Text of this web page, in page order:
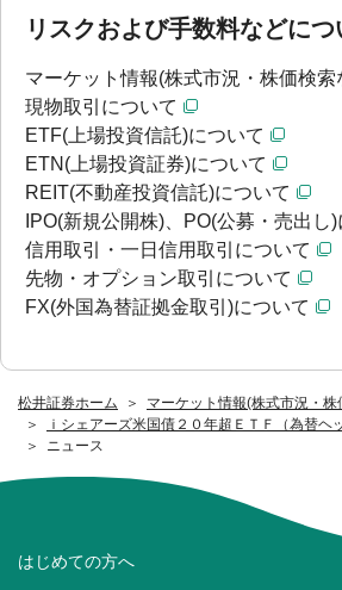
松井証券ホーム
マーケット情報(株式市況・株
ｉシェアーズ米国債２０年超ＥＴＦ（為替ヘ
ニュース
リスクおよび手数料などにつ
マーケット情報(株式市況・株価検索
現物取引について
ETF(上場投資信託)について
ETN(上場投資証券)について
REIT(不動産投資信託)について
IPO(新規公開株)、PO(公募・売出し)
信用取引・一日信用取引について
先物・オプション取引について
FX(外国為替証拠金取引)について
はじめての方へ